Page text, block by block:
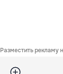
Разместить рекламу